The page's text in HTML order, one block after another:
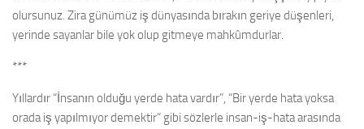
olursunuz. Zira günümüz iş dünyasında bırakın geriye düşenleri,
yerinde sayanlar bile yok olup gitmeye mahkûmdurlar.
***
Yıllardır “İnsanın olduğu yerde hata vardır”, “Bir yerde hata yoksa
orada iş yapılmıyor demektir“ gibi sözlerle insan-iş-hata arasında